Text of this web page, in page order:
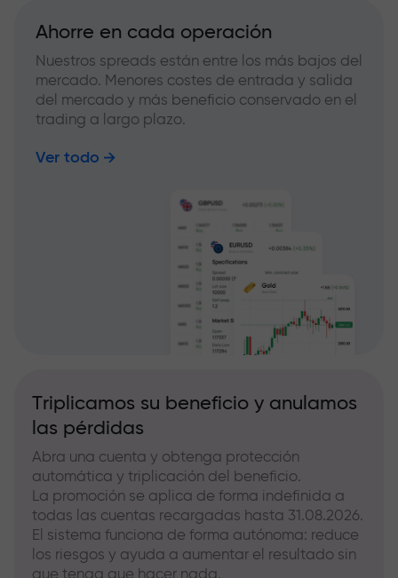
Ahorre en cada operación
Nuestros spreads están entre los más bajos del
mercado. Menores costes de entrada y salida
del mercado y más beneficio conservado en el
trading a largo plazo.
Ver todo
Triplicamos su beneficio y anulamos
las pérdidas
Abra una cuenta y obtenga protección
automática y triplicación del beneficio.
La promoción se aplica de forma indefinida a
todas las cuentas recargadas hasta 31.08.2026.
El sistema funciona de forma autónoma: reduce
los riesgos y ayuda a aumentar el resultado sin
que tenga que hacer nada.